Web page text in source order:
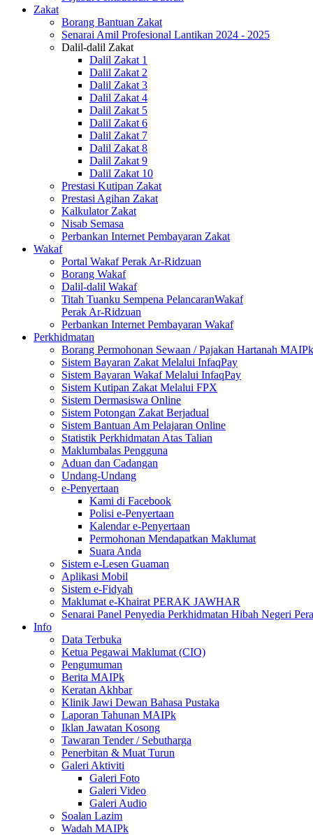
Zakat
Borang Bantuan Zakat
Senarai Amil Profesional Lantikan 2024 - 2025
Dalil-dalil Zakat
Dalil Zakat 1
Dalil Zakat 2
Dalil Zakat 3
Dalil Zakat 4
Dalil Zakat 5
Dalil Zakat 6
Dalil Zakat 7
Dalil Zakat 8
Dalil Zakat 9
Dalil Zakat 10
Prestasi Kutipan Zakat
Prestasi Agihan Zakat
Kalkulator Zakat
Nisab Semasa
Perbankan Internet Pembayaran Zakat
Wakaf
Portal Wakaf Perak Ar-Ridzuan
Borang Wakaf
Dalil-dalil Wakaf
Titah Tuanku Sempena PelancaranWakaf
Perak Ar-Ridzuan
Perbankan Internet Pembayaran Wakaf
Perkhidmatan
Borang Permohonan Sewaan / Pajakan Hartanah MAIPk
Sistem Bayaran Zakat Melalui InfaqPay
Sistem Bayaran Wakaf Melalui InfaqPay
Sistem Kutipan Zakat Melalui FPX
Sistem Dermasiswa Online
Sistem Potongan Zakat Berjadual
Sistem Bantuan Am Pelajaran Online
Statistik Perkhidmatan Atas Talian
Maklumbalas Pengguna
Aduan dan Cadangan
Undang-Undang
e-Penyertaan
Kami di Facebook
Polisi e-Penyertaan
Kalendar e-Penyertaan
Permohonan Mendapatkan Maklumat
Suara Anda
Sistem e-Lesen Guaman
Aplikasi Mobil
Sistem e-Fidyah
Maklumat e-Khairat PERAK JAWHAR
Senarai Panel Penyedia Perkhidmatan Hibah Negeri
Info
Data Terbuka
Ketua Pegawai Maklumat (CIO)
Pengumuman
Berita MAIPk
Keratan Akhbar
Klinik Jawi Dewan Bahasa Pustaka
Laporan Tahunan MAIPk
Iklan Jawatan Kosong
Tawaran Tender / Sebutharga
Penerbitan & Muat Turun
Galeri Aktiviti
Galeri Foto
Galeri Video
Galeri Audio
Soalan Lazim
Wadah MAIPk